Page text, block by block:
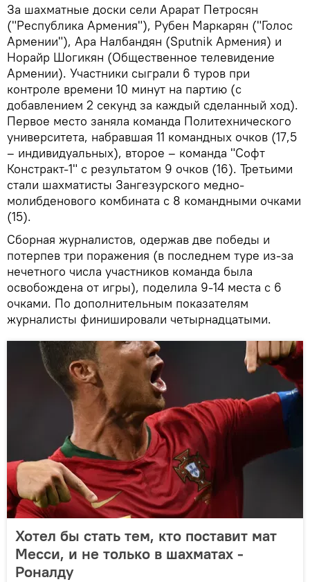
За шахматные доски сели Арарат Петросян
("Республика Армения"), Рубен Маркарян ("Голос
Армении"), Ара Налбандян (Sputnik Армения) и
Норайр Шогикян (Общественное телевидение
Армении). Участники сыграли 6 туров при
контроле времени 10 минут на партию (с
добавлением 2 секунд за каждый сделанный ход).
Первое место заняла команда Политехнического
университета, набравшая 11 командных очков (17,5
– индивидуальных), второе – команда "Софт
Констракт-1" с результатом 9 очков (16). Третьими
стали шахматисты Зангезурского медно-
молибденового комбината с 8 командными очками
(15).
Сборная журналистов, одержав две победы и
потерпев три поражения (в последнем туре из-за
нечетного числа участников команда была
освобождена от игры), поделила 9-14 места с 6
очками. По дополнительным показателям
журналисты финишировали четырнадцатыми.
Хотел бы стать тем, кто поставит мат
Месси, и не только в шахматах -
Роналду